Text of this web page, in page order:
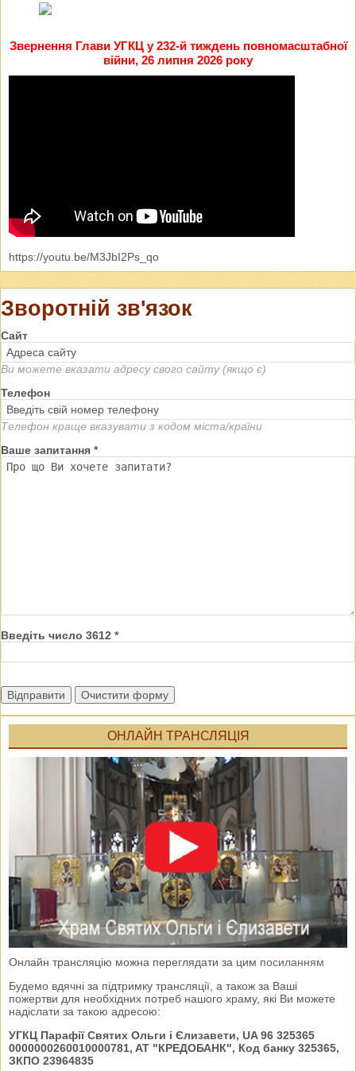
Звернення Глави УГКЦ у 232-й тиждень повномасштабної
війни, 26 липня 2026 року
https://youtu.be/M3JbI2Ps_qo
Зворотній зв'язок
Сайт
Ви можете вказати адресу свого сайту (якщо є)
Телефон
Телефон краще вказувати з кодом міста/країни
Ваше запитання *
Введіть число 3612 *
Відправити Очистити форму
ОНЛАЙН ТРАНСЛЯЦІЯ
Онлайн трансляцію можна переглядати за цим посиланням
Будемо вдячні за підтримку трансляції, а також за Ваші
пожертви для необхідних потреб нашого храму, які Ви можете
надіслати за такою адресою:
УГКЦ Парафії Святих Ольги і Єлизавети, UA 96 325365
0000000260010000781, AT "КРЕДОБАНК", Код банку 325365,
ЗКПО 23964835